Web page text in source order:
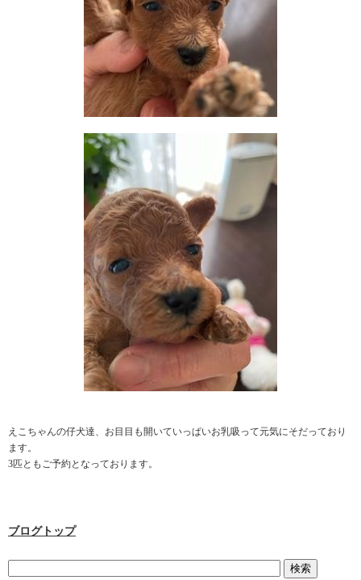
えこちゃんの仔犬達、お目目も開いていっぱいお乳吸って元気にそだっており
ます。
3匹ともご予約となっております。
ブログトップ